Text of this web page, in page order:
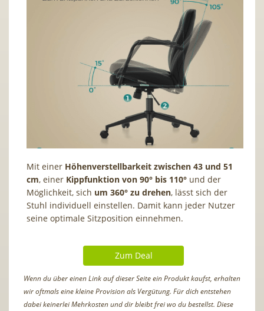
Mit einer Höhenverstellbarkeit zwischen 43 und 51
cm, einer Kippfunktion von 90° bis 110° und der
Möglichkeit, sich um 360° zu drehen, lässt sich der
Stuhl individuell einstellen. Damit kann jeder Nutzer
seine optimale Sitzposition einnehmen.
Zum Deal
Wenn du über einen Link auf dieser Seite ein Produkt kaufst, erhalten
wir oftmals eine kleine Provision als Vergütung. Für dich entstehen
dabei keinerlei Mehrkosten und dir bleibt frei wo du bestellst. Diese